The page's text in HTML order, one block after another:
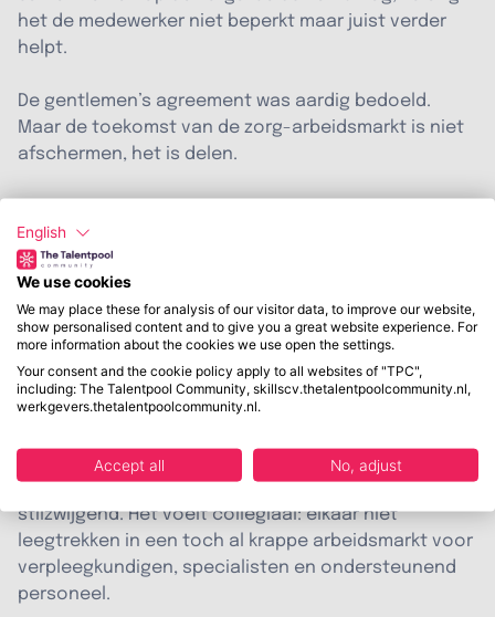
het de medewerker niet beperkt maar juist verder
helpt.
De gentlemen’s agreement was aardig bedoeld.
Maar de toekomst van de zorg-arbeidsmarkt is niet
afschermen, het is delen.
Veelgestelde vragen
Wat is een gentlemen’s
agreement in de zorg?
Eengentlemen’s agreement
elkaar te werven. Zorginstellingen maken die
afspraak soms uitgesproken, maar vaker
stilzwijgend. Het voelt collegiaal: elkaar niet
leegtrekken in een toch al krappe arbeidsmarkt voor
verpleegkundigen, specialisten en ondersteunend
personeel.
English
We use cookies
We may place these for analysis of our visitor data, to improve our website,
show personalised content and to give you a great website experience. For
more information about the cookies we use open the settings.
Your consent and the cookie policy apply to all websites of "TPC",
including: The Talentpool Community, skillscv.thetalentpoolcommunity.nl,
werkgevers.thetalentpoolcommunity.nl.
Accept all No, adjust